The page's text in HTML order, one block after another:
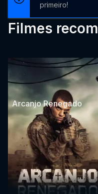
primeiro!
Filmes
Arcanjo Renegado